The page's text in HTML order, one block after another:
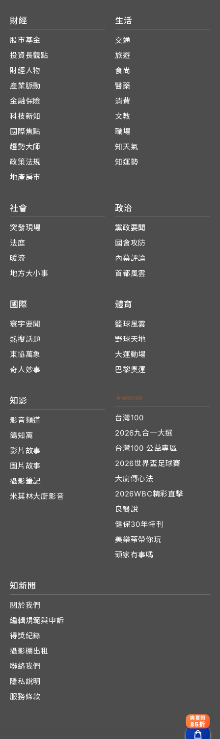
財經
股市基金
投資長觀點
財經人物
產業脈動
金融保險
科技新知
國際焦點
趨勢大師
政策法規
地產房市
生活
交通
旅遊
食尚
醫藥
消費
文教
職場
知天氣
知運勢
社會
突發現場
法庭
暖流
地方大小事
政治
黨政要聞
國會攻防
內幕評論
首都風雲
國際
寰宇要聞
熱搜話題
東協萬象
奇人妙事
體育
籃球風雲
野球天地
大運動場
巴黎奧運
知影
影音頻道
鴿知窩
影片故事
圖片故事
攝影筆記
米其林大廚影音
台灣100
2026九合一大選
台灣100 公益專區
2026世界盃足球賽
大廚傳心法
2026WBC精彩直擊
良醫說
健保30年特刊
美樂蒂帶你玩
頭家有事嗎
知新聞
關於我們
編輯規範與申訴
得獎紀錄
攝影棚出租
聯絡我們
隱私說明
服務條款
爽夏節
85折